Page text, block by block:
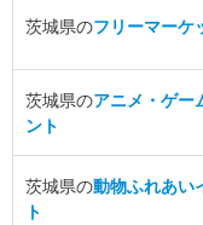
茨城県のフリーマーケ
茨城県のアニメ・ゲー
ント
茨城県の動物ふれあい
ト